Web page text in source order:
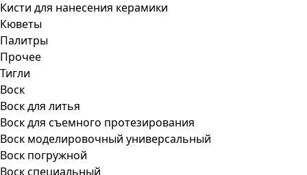
Кисти для нанесения керамики
Кюветы
Палитры
Прочее
Тигли
Воск
Воск для литья
Воск для съемного протезирования
Воск моделировочный универсальный
Воск погружной
Воск специальный